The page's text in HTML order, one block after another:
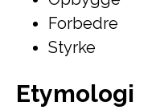
Forbedre
Styrke
Etymologi